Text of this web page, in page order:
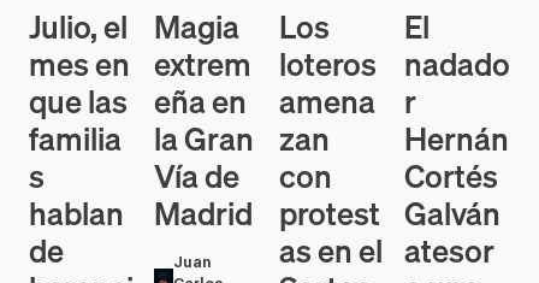
Julio, el
mes en
que las
familia
s
hablan
de
Magia
extrem
eña en
la Gran
Vía de
Madrid
Juan
Los
loteros
amena
zan
con
protest
as en el
El
nadado
r
Hernán
Cortés
Galván
atesor